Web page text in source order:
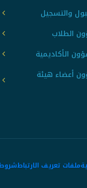
والتسجيل
الطلاب
الأكاديمية
أعضاء هيئة
ملفات تعريف الارتباط